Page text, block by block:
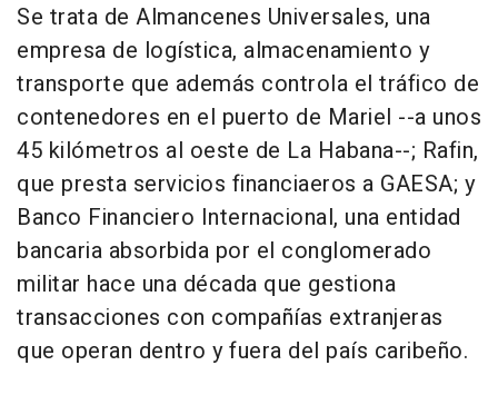
Se trata de Almancenes Universales, una
empresa de logística, almacenamiento y
transporte que además controla el tráfico de
contenedores en el puerto de Mariel --a unos
45 kilómetros al oeste de La Habana--; Rafin,
que presta servicios financiaeros a GAESA; y
Banco Financiero Internacional, una entidad
bancaria absorbida por el conglomerado
militar hace una década que gestiona
transacciones con compañías extranjeras
que operan dentro y fuera del país caribeño.